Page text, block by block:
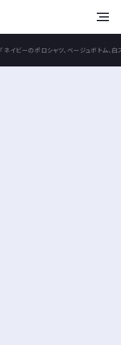
「ネイビーのポロシャツ、ベージュボトム、